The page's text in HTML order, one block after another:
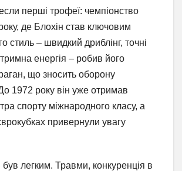
перші трофеї: чемпіонство
де Блохін став ключовим
стиль – швидкий дриблінг, точні
енергія – робив його
що зносить оборону
1972 року він уже отримав
спорту міжнародного класу, а
привернули увагу
легким. Травми, конкуренція в